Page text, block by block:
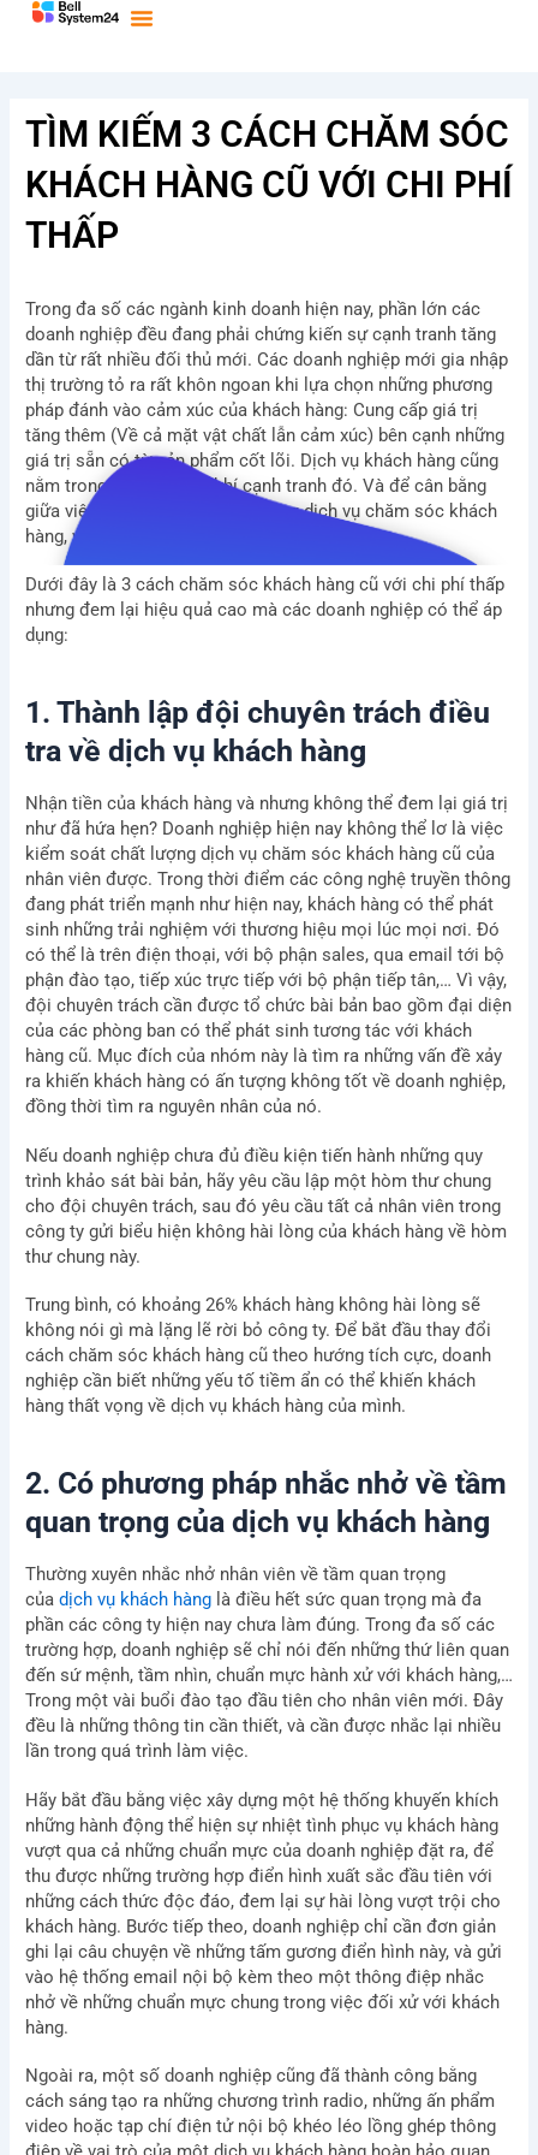
TÌM KIẾM 3 CÁCH CHĂM SÓC
KHÁCH HÀNG CŨ VỚI CHI PHÍ
THẤP
Trong đa số các ngành kinh doanh hiện nay, phần lớn các
doanh nghiệp đều đang phải chứng kiến sự cạnh tranh tăng
dần từ rất nhiều đối thủ mới. Các doanh nghiệp mới gia nhập
thị trường tỏ ra rất khôn ngoan khi lựa chọn những phương
pháp đánh vào cảm xúc của khách hàng: Cung cấp giá trị
tăng thêm (Về cả mặt vật chất lẫn cảm xúc) bên cạnh những
giá trị sẵn có từ sản phẩm cốt lõi. Dịch vụ khách hàng cũng
nằm trong số những vũ khí cạnh tranh đó. Và để cân bằng
giữa việc vừa nâng cao chất lượng dịch vụ chăm sóc khách
hàng, vừa tiết kiệm chi phí là điều không dễ.
Dưới đây là 3 cách chăm sóc khách hàng cũ với chi phí thấp
nhưng đem lại hiệu quả cao mà các doanh nghiệp có thể áp
dụng:
1. Thành lập đội chuyên trách điều
tra về dịch vụ khách hàng
Nhận tiền của khách hàng và nhưng không thể đem lại giá trị
như đã hứa hẹn? Doanh nghiệp hiện nay không thể lơ là việc
kiểm soát chất lượng dịch vụ chăm sóc khách hàng cũ của
nhân viên được. Trong thời điểm các công nghệ truyền thông
đang phát triển mạnh như hiện nay, khách hàng có thể phát
sinh những trải nghiệm với thương hiệu mọi lúc mọi nơi. Đó
có thể là trên điện thoại, với bộ phận sales, qua email tới bộ
phận đào tạo, tiếp xúc trực tiếp với bộ phận tiếp tân,… Vì vậy,
đội chuyên trách cần được tổ chức bài bản bao gồm đại diện
của các phòng ban có thể phát sinh tương tác với khách
hàng cũ. Mục đích của nhóm này là tìm ra những vấn đề xảy
ra khiến khách hàng có ấn tượng không tốt về doanh nghiệp,
đồng thời tìm ra nguyên nhân của nó.
Nếu doanh nghiệp chưa đủ điều kiện tiến hành những quy
trình khảo sát bài bản, hãy yêu cầu lập một hòm thư chung
cho đội chuyên trách, sau đó yêu cầu tất cả nhân viên trong
công ty gửi biểu hiện không hài lòng của khách hàng về hòm
thư chung này.
Trung bình, có khoảng 26% khách hàng không hài lòng sẽ
không nói gì mà lặng lẽ rời bỏ công ty. Để bắt đầu thay đổi
cách chăm sóc khách hàng cũ theo hướng tích cực, doanh
nghiệp cần biết những yếu tố tiềm ẩn có thể khiến khách
hàng thất vọng về dịch vụ khách hàng của mình.
2. Có phương pháp nhắc nhở về tầm
quan trọng của dịch vụ khách hàng
Thường xuyên nhắc nhở nhân viên về tầm quan trọng
của dịch vụ khách hànglà điều hết sức quan trọng mà đa
phần các công ty hiện nay chưa làm đúng. Trong đa số các
trường hợp, doanh nghiệp sẽ chỉ nói đến những thứ liên quan
đến sứ mệnh, tầm nhìn, chuẩn mực hành xử với khách hàng,…
Trong một vài buổi đào tạo đầu tiên cho nhân viên mới. Đây
đều là những thông tin cần thiết, và cần được nhắc lại nhiều
lần trong quá trình làm việc.
Hãy bắt đầu bằng việc xây dựng một hệ thống khuyến khích
những hành động thể hiện sự nhiệt tình phục vụ khách hàng
vượt qua cả những chuẩn mực của doanh nghiệp đặt ra, để
thu được những trường hợp điển hình xuất sắc đầu tiên với
những cách thức độc đáo, đem lại sự hài lòng vượt trội cho
khách hàng. Bước tiếp theo, doanh nghiệp chỉ cần đơn giản
ghi lại câu chuyện về những tấm gương điển hình này, và gửi
vào hệ thống email nội bộ kèm theo một thông điệp nhắc
nhở về những chuẩn mực chung trong việc đối xử với khách
hàng.
Ngoài ra, một số doanh nghiệp cũng đã thành công bằng
cách sáng tạo ra những chương trình radio, những ấn phẩm
video hoặc tạp chí điện tử nội bộ khéo léo lồng ghép thông